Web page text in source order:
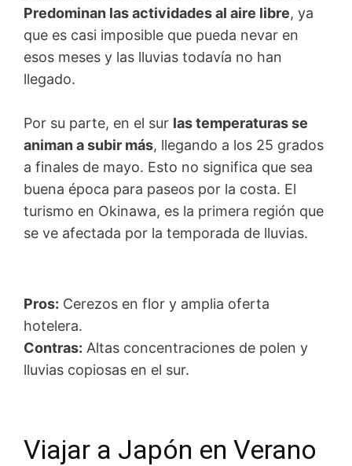
Predominan las actividades al aire libre, ya
que es casi imposible que pueda nevar en
esos meses y las lluvias todavía no han
llegado.
Por su parte, en el sur las temperaturas se
animan a subir más, llegando a los 25 grados
a finales de mayo. Esto no significa que sea
buena época para paseos por la costa. El
turismo en Okinawa, es la primera región que
se ve afectada por la temporada de lluvias.
Pros: Cerezos en flor y amplia oferta
hotelera.
Contras: Altas concentraciones de polen y
lluvias copiosas en el sur.
Viajar a Japón en Verano